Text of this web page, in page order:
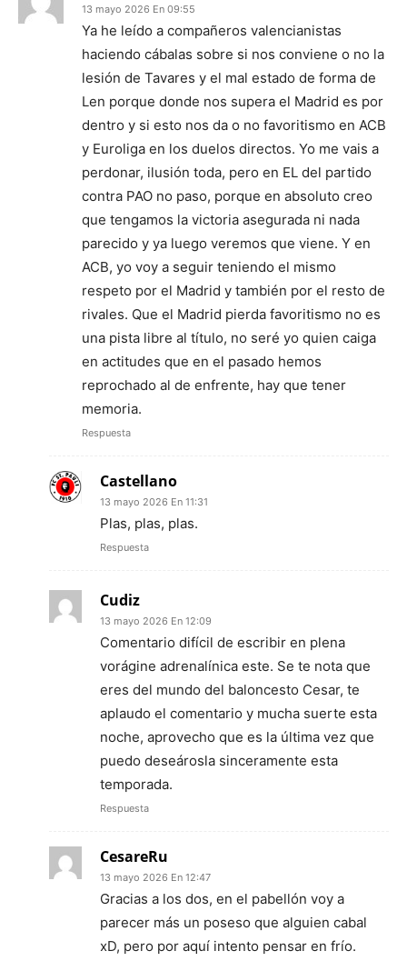
13 mayo 2026 En 09:55
Ya he leído a compañeros valencianistas
haciendo cábalas sobre si nos conviene o no la
lesión de Tavares y el mal estado de forma de
Len porque donde nos supera el Madrid es por
dentro y si esto nos da o no favoritismo en ACB
y Euroliga en los duelos directos. Yo me vais a
perdonar, ilusión toda, pero en EL del partido
contra PAO no paso, porque en absoluto creo
que tengamos la victoria asegurada ni nada
parecido y ya luego veremos que viene. Y en
ACB, yo voy a seguir teniendo el mismo
respeto por el Madrid y también por el resto de
rivales. Que el Madrid pierda favoritismo no es
una pista libre al título, no seré yo quien caiga
en actitudes que en el pasado hemos
reprochado al de enfrente, hay que tener
memoria.
Respuesta
Castellano
13 mayo 2026 En 11:31
Plas, plas, plas.
Respuesta
Cudiz
13 mayo 2026 En 12:09
Comentario difícil de escribir en plena
vorágine adrenalínica este. Se te nota que
eres del mundo del baloncesto Cesar, te
aplaudo el comentario y mucha suerte esta
noche, aprovecho que es la última vez que
puedo deseárosla sinceramente esta
temporada.
Respuesta
CesareRu
13 mayo 2026 En 12:47
Gracias a los dos, en el pabellón voy a
parecer más un poseso que alguien cabal
xD, pero por aquí intento pensar en frío.